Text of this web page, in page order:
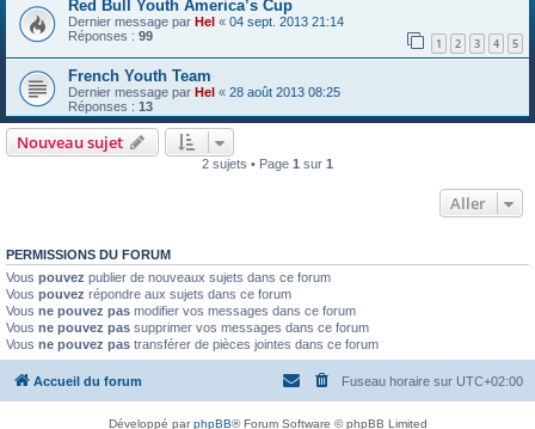
Red Bull Youth America’s Cup
Dernier message par Hel « 04 sept. 2013 21:14
Réponses : 99 1 2 3 4 5
French Youth Team
Dernier message par Hel « 28 août 2013 08:25
Réponses : 13
Nouveau sujet
2 sujets • Page 1 sur 1
Aller
PERMISSIONS DU FORUM
Vous pouvez publier de nouveaux sujets dans ce forum
Vous pouvez répondre aux sujets dans ce forum
Vous ne pouvez pas modifier vos messages dans ce forum
Vous ne pouvez pas supprimer vos messages dans ce forum
Vous ne pouvez pas transférer de pièces jointes dans ce forum
Accueil du forum Fuseau horaire sur UTC+02:00
Développé parphpBB® Forum Software © phpBB Limited